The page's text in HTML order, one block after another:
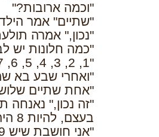
"וכמה ארובות?"
"שתיים" אמר
"נכון," אמרה
"כמה חלונות יש
"1, 2, 3, 4, 5, 6, 7, " אמרה תולעת מספרים.
"ואחרי שבע בא
"אחת שתיים
"זה נכון," נאנחה תולעת
בעצם, להיות 8 היה לה קשה מאד.
"אני חושבת שיש 9 תפוחים על העץ הזה," אמרה תולעת מספרים.